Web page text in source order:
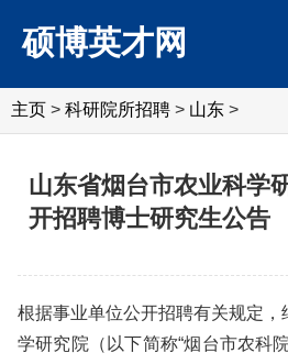
硕博英才网
主页 > 科研院所招聘 > ‌‌山东 >
山东省烟台市农业科学
开招聘博士研究生公告
根据事业单位公开招聘有关规定
学研究院（以下简称“烟台市农科